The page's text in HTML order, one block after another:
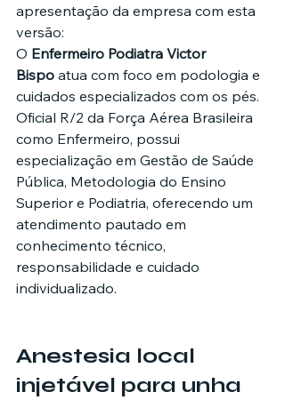
apresentação da empresa com esta
versão:
O Enfermeiro Podiatra Victor
Bispo atua com foco em podologia e
cuidados especializados com os pés.
Oficial R/2 da Força Aérea Brasileira
como Enfermeiro, possui
especialização em Gestão de Saúde
Pública, Metodologia do Ensino
Superior e Podiatria, oferecendo um
atendimento pautado em
conhecimento técnico,
responsabilidade e cuidado
individualizado.
Anestesia local
injetável para unha